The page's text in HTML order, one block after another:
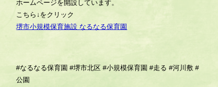
ホームページを開設しています。
こちら↓をクリック
堺市小規模保育施設 なるなる保育園
#なるなる保育園 #堺市北区 #小規模保育園 #走る #河川敷 #
公園